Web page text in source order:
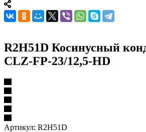
R2H51D Косинусный
CLZ-FP-23/12,5-HD
Артикул: R2H51D